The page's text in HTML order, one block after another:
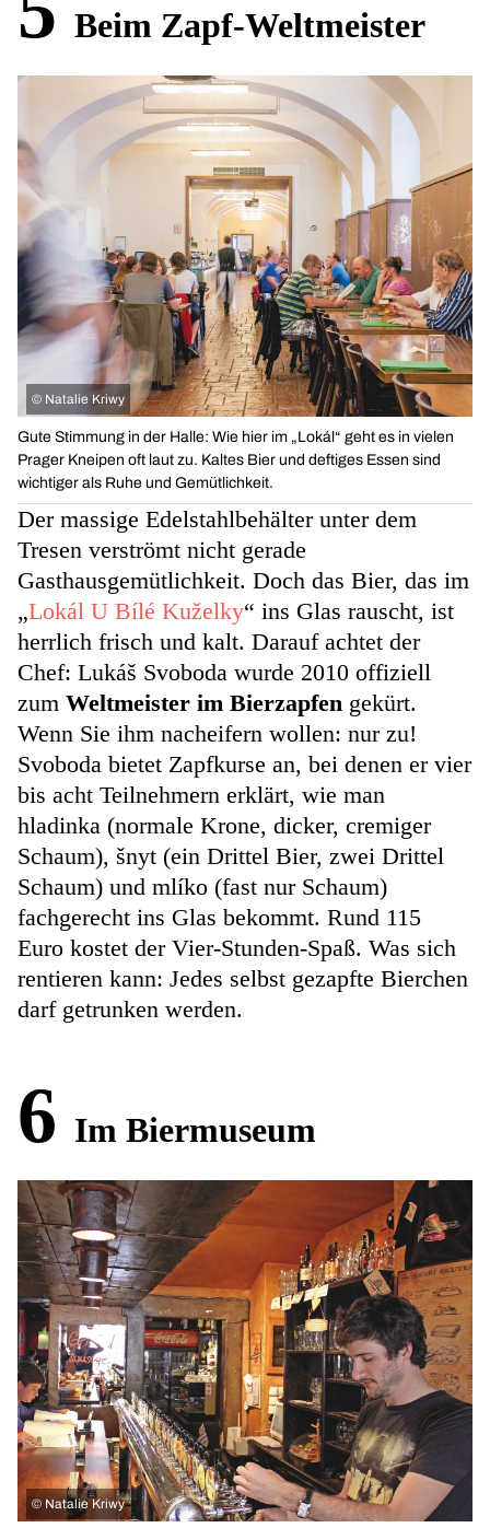
Beim Zapf-Weltmeister
© Natalie Kriwy
Gute Stimmung in der Halle: Wie hier im „Lokál“ geht es in vielen
Prager Kneipen oft laut zu. Kaltes Bier und deftiges Essen sind
wichtiger als Ruhe und Gemütlichkeit.
Der massige Edelstahlbehälter unter dem
Tresen verströmt nicht gerade
Gasthausgemütlichkeit. Doch das Bier, das im
„Lokál U Bílé Kuželky“ ins Glas rauscht, ist
herrlich frisch und kalt. Darauf achtet der
Chef: Lukáš Svoboda wurde 2010 offiziell
zum Weltmeister im Bierzapfen gekürt.
Wenn Sie ihm nacheifern wollen: nur zu!
Svoboda bietet Zapfkurse an, bei denen er vier
bis acht Teilnehmern erklärt, wie man
hladinka (normale Krone, dicker, cremiger
Schaum), šnyt (ein Drittel Bier, zwei Drittel
Schaum) und mlíko (fast nur Schaum)
fachgerecht ins Glas bekommt. Rund 115
Euro kostet der Vier-Stunden-Spaß. Was sich
rentieren kann: Jedes selbst gezapfte Bierchen
darf getrunken werden.
6 Im Biermuseum
© Natalie Kriwy